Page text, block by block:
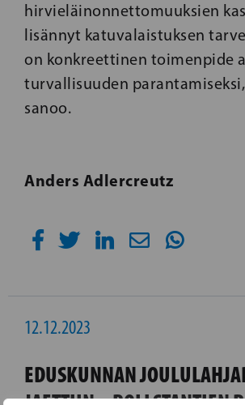
hirvieläinonnettomuuksien
lisännyt katuvalaistuksen
on konkreettinen toimenpide
turvallisuuden
sanoo.
Anders Adlercreutz
12.12.2023
EDUSKUNNAN